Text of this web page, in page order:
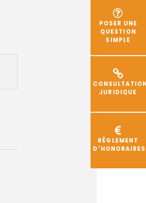
POSER UNE
QUESTION
SIMPLE
JURIDIQUE
RÈGLEMENT
D'HONORAIRES